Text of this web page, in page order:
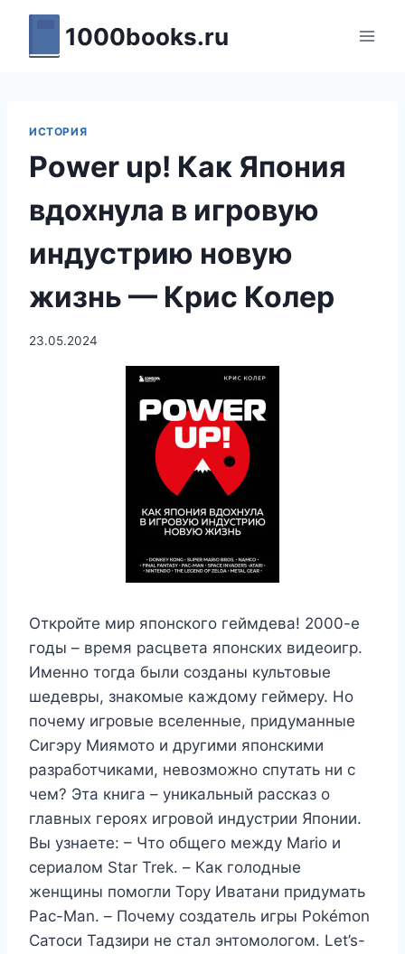
Перейти
содержимому
1000books.ru
ИСТОРИЯ
Power up! Как Япония
вдохнула в игровую
индустрию новую
жизнь — Крис Колер
23.05.2024
Откройте мир японского геймдева! 2000-е
годы – время расцвета японских видеоигр.
Именно тогда были созданы культовые
шедевры, знакомые каждому геймеру. Но
почему игровые вселенные, придуманные
Сигэру Миямото и другими японскими
разработчиками, невозможно спутать ни с
чем? Эта книга – уникальный рассказ о
главных героях игровой индустрии Японии.
Вы узнаете: – Что общего между Mario и
сериалом Star Trek. – Как голодные
женщины помогли Тору Иватани придумать
Pac-Man. – Почему создатель игры Pokémon
Сатоси Тадзири не стал энтомологом. Let’s-